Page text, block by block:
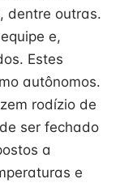
dentre outras.
e,
Estes
autônomos.
rodízio de
ser fechado
a
e